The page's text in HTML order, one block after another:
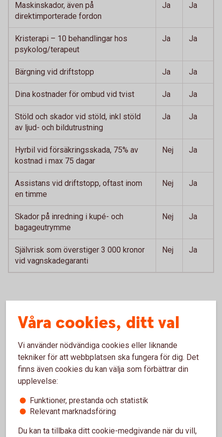
Maskinskador, även på
direktimporterade fordon
Ja Ja
Kristerapi – 10 behandlingar hos
psykolog/terapeut
Ja Ja
Bärgning vid driftstopp Ja Ja
Dina kostnader för ombud vid tvist Ja Ja
Stöld och skador vid stöld, inkl stöld
av ljud- och bildutrustning
Ja Ja
Hyrbil vid försäkringsskada, 75% av
kostnad i max 75 dagar
Nej Ja
Assistans vid driftstopp, oftast inom
en timme
Nej Ja
Skador på inredning i kupé- och
bagageutrymme
Nej Ja
Självrisk som överstiger 3 000 kronor
vid vagnskadegaranti
Nej Ja
BAS
Skador på din bil vid trafikolycka Ja
Skador på din bil vid annan utifrån
kommande olyckshändelse eller vid
Ja
Skador på inredning i kupé- och
bagageutrymme
Våra cookies, ditt val
Vi använder nödvändiga cookies eller liknande
tekniker för att webbplatsen ska fungera för dig. Det
finns även cookies du kan välja som förbättrar din
upplevelse:
Funktioner, prestanda och statistik
Relevant marknadsföring
Du kan ta tillbaka ditt cookie-medgivande när du vill,